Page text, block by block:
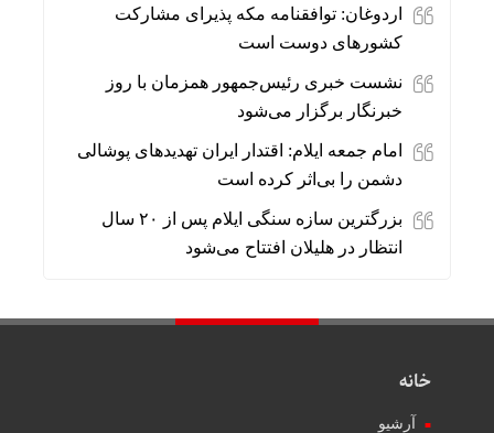
اردوغان: توافقنامه مکه پذیرای مشارکت
کشورهای دوست است
نشست خبری رئیس‌جمهور همزمان با روز
خبرنگار برگزار می‌شود
امام جمعه ایلام: اقتدار ایران تهدیدهای پوشالی
دشمن را بی‌اثر کرده است
بزرگترین سازه سنگی ایلام پس از ۲۰ سال
انتظار در هلیلان افتتاح می‌شود
خانه
آرشیو